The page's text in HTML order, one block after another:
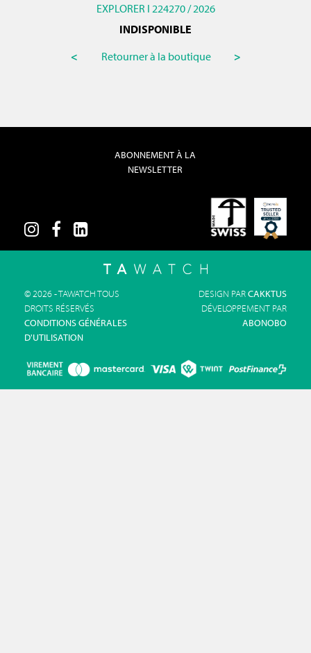
EXPLORER I 224270 / 2026
INDISPONIBLE
<
Retourner à la boutique >
ABONNEMENT À LA
NEWSLETTER
© 2026 - TAWATCH TOUS
DROITS RÉSERVÉS
CONDITIONS GÉNÉRALES
D'UTILISATION
DESIGN PARCAKKTUS
DÉVELOPPEMENT PAR
ABONOBO